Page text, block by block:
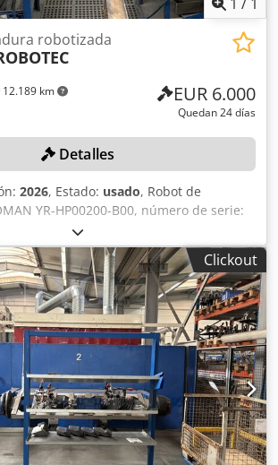
12.189 km
robotizada
EUR 6.000
Quedan 24 días
Detalles
2026, Estado: usado, Robot de
YR-HP00200-B00, número de serie:
de fabricación: 2010, 2 cabezales de
de pernos, soldadura MIG/MAG,
y 1 dispositivo de cambio, 1
número de equipo 30033151, unidad
número de serie: HE0305977, 1 fuente
IT90, 3 dispositivos de soplado, cada
y dispositivo de alimentación individual
brazo giratorio, 1 equilibrador, 1 paleta
de rotación, 1 cerramiento de
barrera de luz SICK, 1 claraboya, 1
1 fuente de soldadura LEIPOLD LQC
automática de hilo, control de
Aezqzdism Tjwa
Clickout